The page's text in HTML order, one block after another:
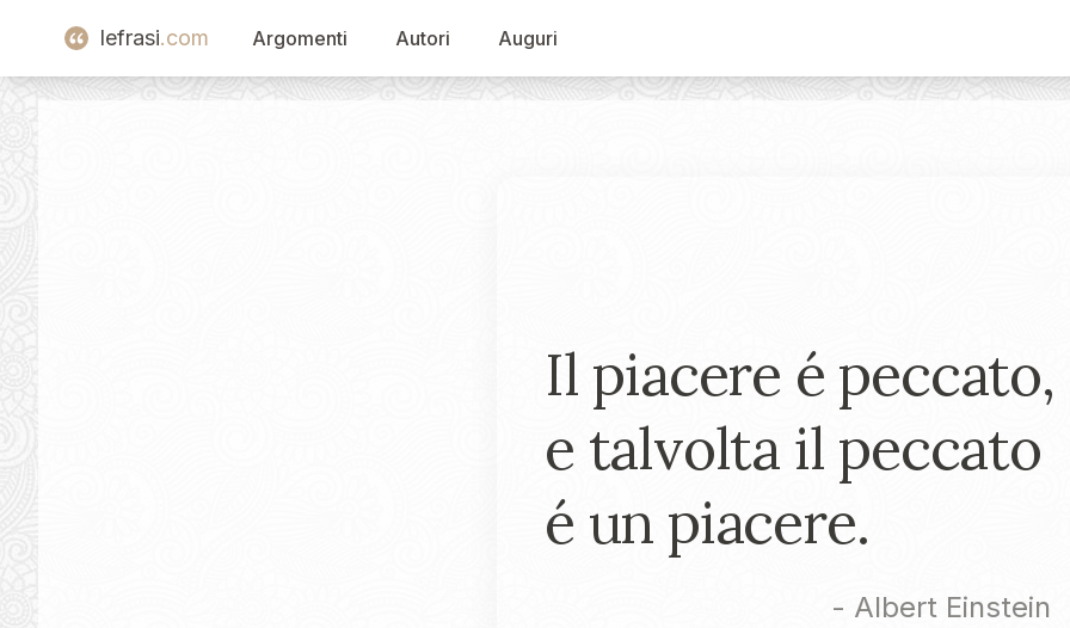
lefrasi.com Argomenti Autori Auguri
Il piacere é peccato,
e talvolta il peccato
é un piacere.
- Albert Einstein